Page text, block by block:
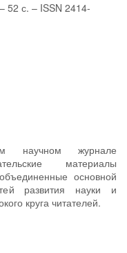
52 с. – ISSN 2414-
научном журнале
материалы
основной
развития науки и
круга читателей.